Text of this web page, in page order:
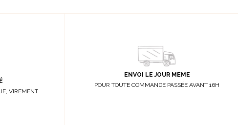
VIREMENT
ENVOI LE JOUR MEME
POUR TOUTE COMMANDE PASSÉE AVANT 16H